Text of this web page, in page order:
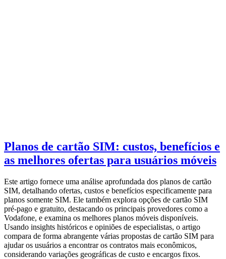
Planos de cartão SIM: custos, benefícios e
as melhores ofertas para usuários móveis
Este artigo fornece uma análise aprofundada dos planos de cartão
SIM, detalhando ofertas, custos e benefícios especificamente para
planos somente SIM. Ele também explora opções de cartão SIM
pré-pago e gratuito, destacando os principais provedores como a
Vodafone, e examina os melhores planos móveis disponíveis.
Usando insights históricos e opiniões de especialistas, o artigo
compara de forma abrangente várias propostas de cartão SIM para
ajudar os usuários a encontrar os contratos mais econômicos,
considerando variações geográficas de custo e encargos fixos.